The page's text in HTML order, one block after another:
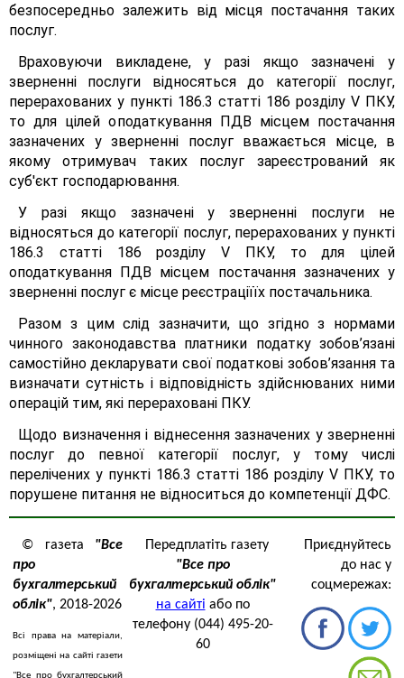
безпосередньо залежить від місця постачання таких
послуг.
Враховуючи викладене, у разі якщо зазначені у
зверненні послуги відносяться до категорії послуг,
перерахованих у пункті 186.3 статті 186 розділу V ПКУ,
то для цілей оподаткування ПДВ місцем постачання
зазначених у зверненні послуг вважається місце, в
якому отримувач таких послуг зареєстрований як
суб'єкт господарювання.
У разі якщо зазначені у зверненні послуги не
відносяться до категорії послуг, перерахованих у пункті
186.3 статті 186 розділу V ПКУ, то для цілей
оподаткування ПДВ місцем постачання зазначених у
зверненні послуг є місце реєстраціїїх постачальника.
Разом з цим слід зазначити, що згідно з нормами
чинного законодавства платники податку зобов’язані
самостійно декларувати свої податкові зобов’язання та
визначати сутність і відповідність здійснюваних ними
операцій тим, які перераховані ПКУ.
Щодо визначення і віднесення зазначених у зверненні
послуг до певної категорії послуг, у тому числі
перелічених у пункті 186.3 статті 186 розділу V ПКУ, то
порушене питання не відноситься до компетенції ДФС.
© газета "Все
про
бухгалтерський
облік", 2018-2026
Всі права на матеріали,
розміщені на сайті газети
"Все про бухгалтерський
Передплатіть газету
"Все про
бухгалтерський облік"
на сайті або по
телефону (044) 495-20-
60
Приєднуйтесь
до нас у
соцмережах: